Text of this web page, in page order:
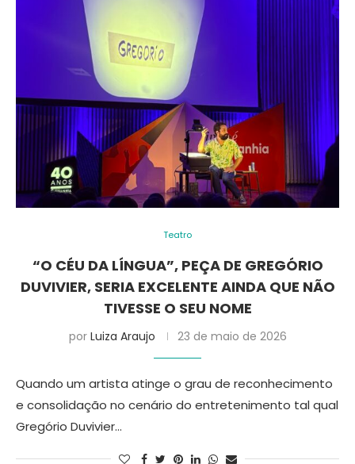
Teatro
“O CÉU DA LÍNGUA”, PEÇA DE GREGÓRIO
DUVIVIER, SERIA EXCELENTE AINDA QUE NÃO
TIVESSE O SEU NOME
por Luiza Araujo 23 de maio de 2026
Quando um artista atinge o grau de reconhecimento
e consolidação no cenário do entretenimento tal qual
Gregório Duvivier…